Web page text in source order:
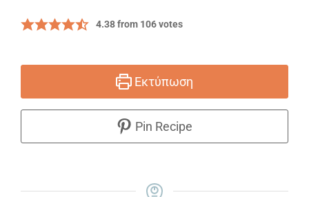
4.38from 106votes
Εκτύπωση
Pin Recipe